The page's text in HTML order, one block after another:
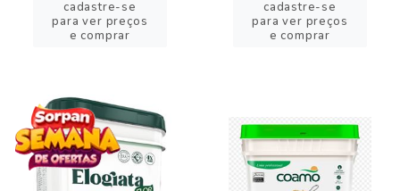
cadastre-se
para ver preços
e comprar
cadastre-se
para ver preços
e comprar